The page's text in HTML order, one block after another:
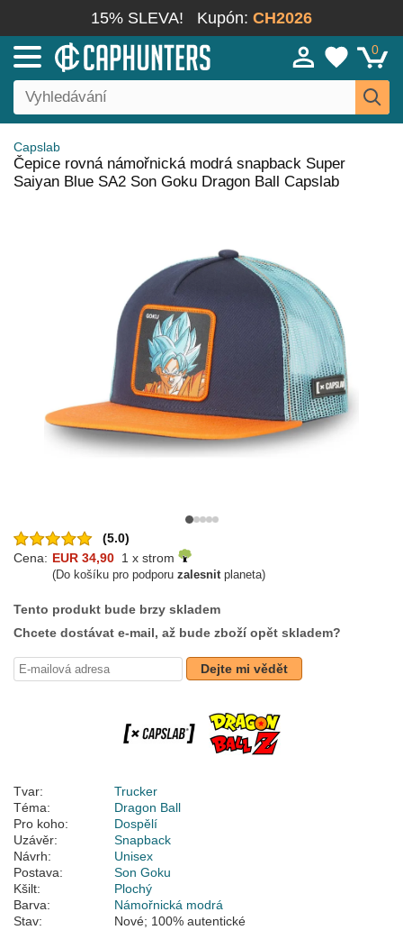
15% SLEVA! Kupón: CH2026
0
Capslab
Čepice rovná námořnická modrá snapback Super
Saiyan Blue SA2 Son Goku Dragon Ball Capslab
(5.0)
Cena: EUR 34,90 1 x strom
(Do košíku pro podporu zalesnitplaneta)
Tento produkt bude brzy skladem
Chcete dostávat e-mail, až bude zboží opět skladem?
Dejte mi vědět
Tvar:
Trucker
Téma:
Dragon Ball
Pro koho:
Dospělí
Uzávěr:
Snapback
Návrh:
Unisex
Postava:
Son Goku
Kšilt:
Plochý
Barva:
Námořnická modrá
Stav:
Nové; 100% autentické